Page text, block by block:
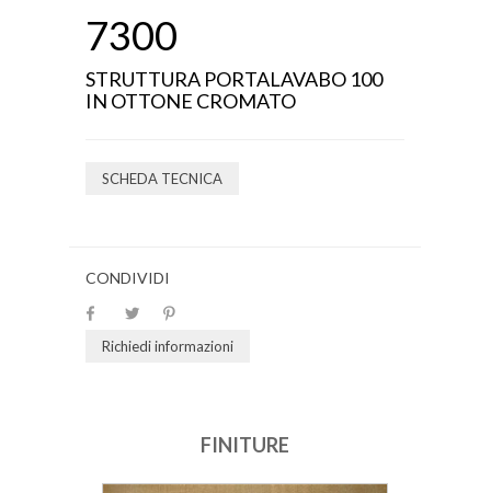
7300
STRUTTURA PORTALAVABO 100
IN OTTONE CROMATO
SCHEDA TECNICA
CONDIVIDI
Richiedi informazioni
FINITURE